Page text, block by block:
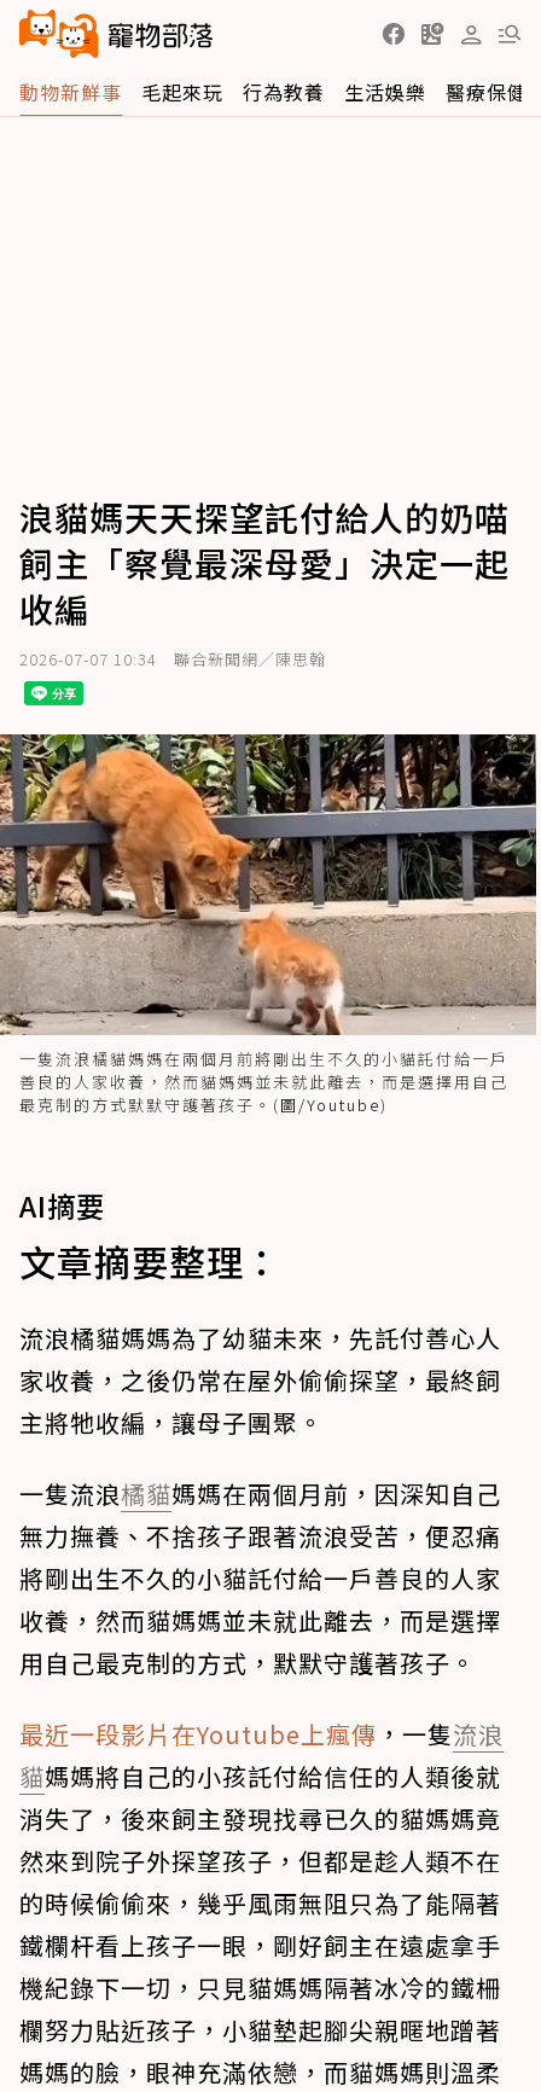
動物新鮮事 毛起來玩 行為教養 生活娛樂 醫療保健
浪貓媽天天探望託付給人的奶喵
飼主「察覺最深母愛」決定一起
收編
2026-07-07 10:34 聯合新聞網／陳思翰
一隻流浪橘貓媽媽在兩個月前將剛出生不久的小貓託付給一戶
善良的人家收養，然而貓媽媽並未就此離去，而是選擇用自己
最克制的方式默默守護著孩子。(圖/Youtube)
AI摘要
文章摘要整理：
流浪橘貓媽媽為了幼貓未來，先託付善心人
家收養，之後仍常在屋外偷偷探望，最終飼
主將牠收編，讓母子團聚。
一隻流浪橘貓媽媽在兩個月前，因深知自己
無力撫養、不捨孩子跟著流浪受苦，便忍痛
將剛出生不久的小貓託付給一戶善良的人家
收養，然而貓媽媽並未就此離去，而是選擇
用自己最克制的方式，默默守護著孩子。
最近一段影片在Youtube上瘋傳 ，一隻流浪
貓媽媽將自己的小孩託付給信任的人類後就
消失了，後來飼主發現找尋已久的貓媽媽竟
然來到院子外探望孩子，但都是趁人類不在
的時候偷偷來，幾乎風雨無阻只為了能隔著
鐵欄杆看上孩子一眼，剛好飼主在遠處拿手
機紀錄下一切，只見貓媽媽隔著冰冷的鐵柵
欄努力貼近孩子，小貓墊起腳尖親暱地蹭著
媽媽的臉，眼神充滿依戀，而貓媽媽則溫柔